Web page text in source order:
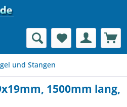
und Stangen
1500mm lang,